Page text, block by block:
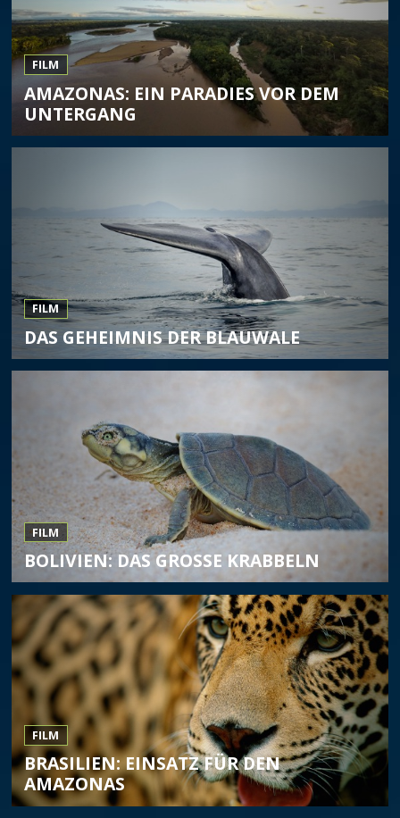
FILM
AMAZONAS: EIN PARADIES VOR DEM
UNTERGANG
FILM
DAS GEHEIMNIS DER BLAUWALE
FILM
BOLIVIEN: DAS GROSSE KRABBELN
FILM
BRASILIEN: EINSATZ FÜR DEN
AMAZONAS